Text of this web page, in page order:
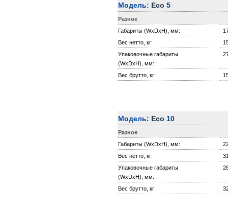
Модель: Eco 5
Разное
Габариты (WxDxH), мм:
Вес нетто, кг:
Упаковочные габариты
(WxDxH), мм:
Вес брутто, кг:
Модель: Eco 10
Разное
Габариты (WxDxH), мм:
Вес нетто, кг:
Упаковочные габариты
(WxDxH), мм:
Вес брутто, кг: